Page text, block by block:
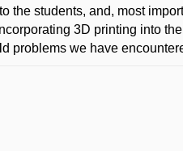
the students, and, most
3D printing into
problems we have